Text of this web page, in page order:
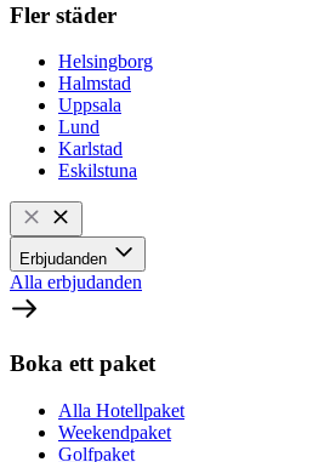
Fler städer
Helsingborg
Halmstad
Uppsala
Lund
Karlstad
Eskilstuna
Erbjudanden
Alla erbjudanden
Boka ett paket
Alla Hotellpaket
Weekendpaket
Golfpaket